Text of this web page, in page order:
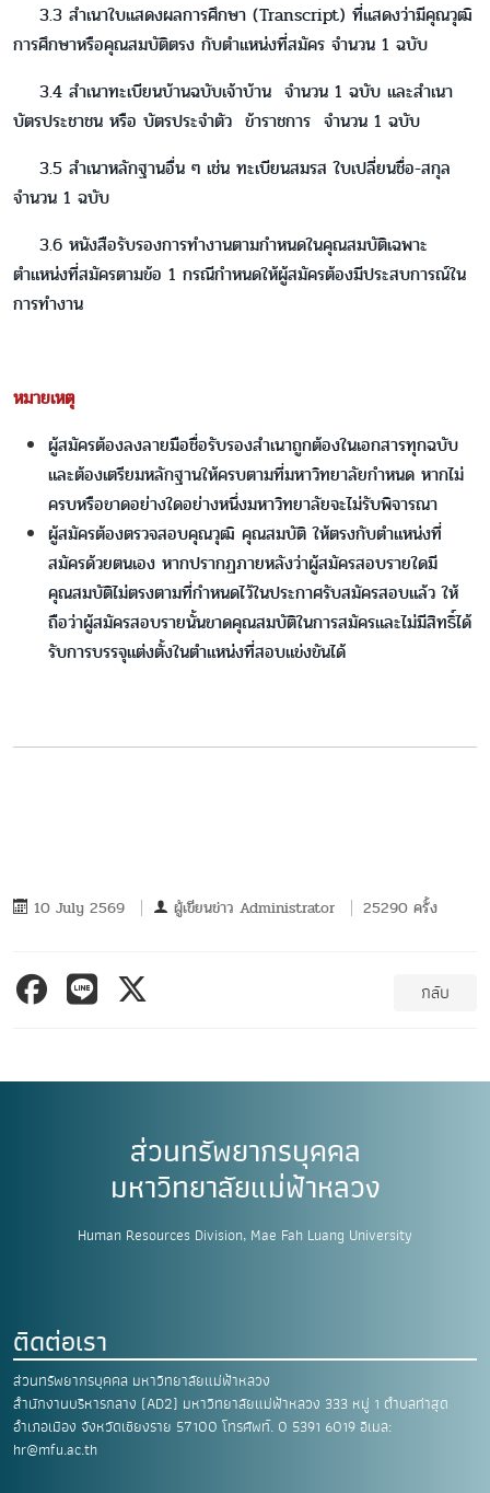
3.3 สำเนาใบแสดงผลการศึกษา (Transcript) ที่แสดงว่ามีคุณวุฒิ
การศึกษาหรือคุณสมบัติตรง กับตำแหน่งที่สมัคร จำนวน 1 ฉบับ
3.4 สำเนาทะเบียนบ้านฉบับเจ้าบ้าน จำนวน 1 ฉบับ และสำเนา
บัตรประชาชน หรือ บัตรประจำตัว ข้าราชการ จำนวน 1 ฉบับ
3.5 สำเนาหลักฐานอื่น ๆ เช่น ทะเบียนสมรส ใบเปลี่ยนชื่อ-สกุล
จำนวน 1 ฉบับ
3.6 หนังสือรับรองการทำงานตามกำหนดในคุณสมบัติเฉพาะ
ตำแหน่งที่สมัครตามข้อ 1 กรณีกำหนดให้ผู้สมัครต้องมีประสบการณ์ใน
การทำงาน
หมายเหตุ
ผู้สมัครต้องลงลายมือชื่อรับรองสำเนาถูกต้องในเอกสารทุกฉบับ
และต้องเตรียมหลักฐานให้ครบตามที่มหาวิทยาลัยกำหนด หากไม่
ครบหรือขาดอย่างใดอย่างหนึ่งมหาวิทยาลัยจะไม่รับพิจารณา
ผู้สมัครต้องตรวจสอบคุณวุฒิ คุณสมบัติ ให้ตรงกับตำแหน่งที่
สมัครด้วยตนเอง หากปรากฏภายหลังว่าผู้สมัครสอบรายใดมี
คุณสมบัติไม่ตรงตามที่กำหนดไว้ในประกาศรับสมัครสอบแล้ว ให้
ถือว่าผู้สมัครสอบรายนั้นขาดคุณสมบัติในการสมัครและไม่มีสิทธิ์ได้
รับการบรรจุแต่งตั้งในตำแหน่งที่สอบแข่งขันได้
10 July 2569 ผู้เขียนข่าว Administrator 25290 ครั้ง
กลับ
ส่วนทรัพยากรบุคคล
มหาวิทยาลัยแม่ฟ้าหลวง
Human Resources Division, Mae Fah Luang University
ติดต่อเรา
ส่วนทรัพยากรบุคคล มหาวิทยาลัยแม่ฟ้าหลวง
สำนักงานบริหารกลาง (AD2) มหาวิทยาลัยแม่ฟ้าหลวง 333 หมู่ 1 ตำบลท่าสุด
อำเภอเมือง จังหวัดเชียงราย 57100 โทรศัพท์. 0 5391 6019อีเมล:
hr@mfu.ac.th